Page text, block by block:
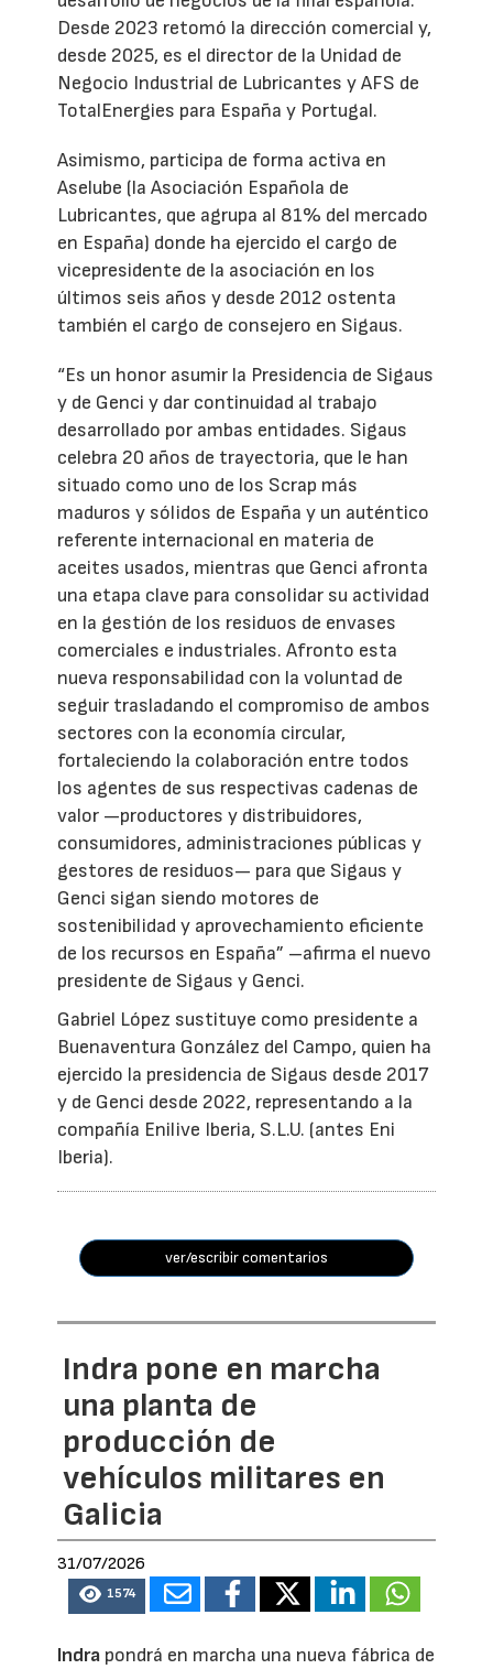
Desde 2023 retomó la dirección comercial y,
desde 2025, es el director de la Unidad de
Negocio Industrial de Lubricantes y AFS de
TotalEnergies para España y Portugal.
Asimismo, participa de forma activa en
Aselube (la Asociación Española de
Lubricantes, que agrupa al 81% del mercado
en España) donde ha ejercido el cargo de
vicepresidente de la asociación en los
últimos seis años y desde 2012 ostenta
también el cargo de consejero en Sigaus.
“Es un honor asumir la Presidencia de Sigaus
y de Genci y dar continuidad al trabajo
desarrollado por ambas entidades. Sigaus
celebra 20 años de trayectoria, que le han
situado como uno de los Scrap más
maduros y sólidos de España y un auténtico
referente internacional en materia de
aceites usados, mientras que Genci afronta
una etapa clave para consolidar su actividad
en la gestión de los residuos de envases
comerciales e industriales. Afronto esta
nueva responsabilidad con la voluntad de
seguir trasladando el compromiso de ambos
sectores con la economía circular,
fortaleciendo la colaboración entre todos
los agentes de sus respectivas cadenas de
valor —productores y distribuidores,
consumidores, administraciones públicas y
gestores de residuos— para que Sigaus y
Genci sigan siendo motores de
sostenibilidad y aprovechamiento eficiente
de los recursos en España” –afirma el nuevo
presidente de Sigaus y Genci.
Gabriel López sustituye como presidente a
Buenaventura González del Campo, quien ha
ejercido la presidencia de Sigaus desde 2017
y de Genci desde 2022, representando a la
compañía Enilive Iberia, S.L.U. (antes Eni
Iberia).
ver/escribir comentarios
Indra pone en marcha
una planta de
producción de
vehículos militares en
Galicia
31/07/2026
1574
Indra pondrá en marcha una nueva fábrica de